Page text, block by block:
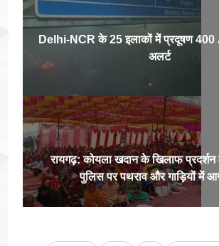
Delhi-NCR के 25 इलाकों में प्रदूषण 400
अलर्ट
रायगढ़: कोयला खदान के खिलाफ प्रदर्शन
पुलिस पर पथराव और गाड़ियों में